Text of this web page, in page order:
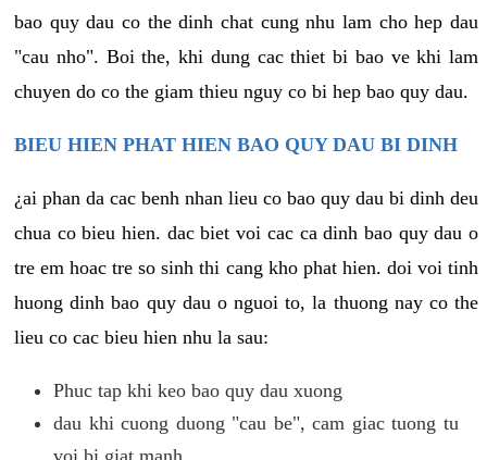
bao quy dau co the dinh chat cung nhu lam cho hep dau
"cau nho". Boi the, khi dung cac thiet bi bao ve khi lam
chuyen do co the giam thieu nguy co bi hep bao quy dau.
BIEU HIEN PHAT HIEN BAO QUY DAU BI DINH
¿ai phan da cac benh nhan lieu co bao quy dau bi dinh deu
chua co bieu hien. dac biet voi cac ca dinh bao quy dau o
tre em hoac tre so sinh thi cang kho phat hien. doi voi tinh
huong dinh bao quy dau o nguoi to, la thuong nay co the
lieu co cac bieu hien nhu la sau:
Phuc tap khi keo bao quy dau xuong
dau khi cuong duong "cau be", cam giac tuong tu